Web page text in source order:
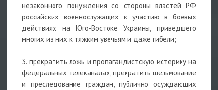
незаконного понуждения со стороны властей РФ
российских военнослужащих к участию в боевых
действиях на Юго-Востоке Украины, приведшего
многих из них к тяжким увечьям и даже гибели;
3. прекратить ложь и пропагандистскую истерику на
федеральных телеканалах, прекратить шельмование
и преследование граждан, публично осуждающих